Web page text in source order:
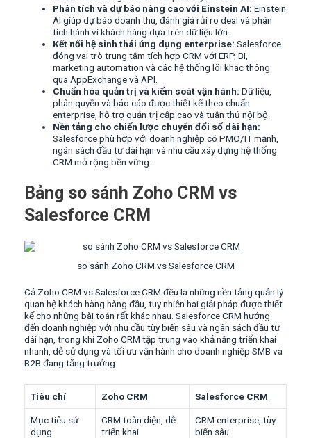
Phân tích và dự báo nâng cao với Einstein AI: Einstein
AI giúp dự báo doanh thu, đánh giá rủi ro deal và phân
tích hành vi khách hàng dựa trên dữ liệu lớn.
Kết nối hệ sinh thái ứng dụng enterprise: Salesforce
đóng vai trò trung tâm tích hợp CRM với ERP, BI,
marketing automation và các hệ thống lõi khác thông
qua AppExchange và API.
Chuẩn hóa quản trị và kiểm soát vận hành: Dữ liệu,
phân quyền và báo cáo được thiết kế theo chuẩn
enterprise, hỗ trợ quản trị cấp cao và tuân thủ nội bộ.
Nền tảng cho chiến lược chuyển đổi số dài hạn:
Salesforce phù hợp với doanh nghiệp có PMO/IT mạnh,
ngân sách đầu tư dài hạn và nhu cầu xây dựng hệ thống
CRM mở rộng bền vững.
Bảng so sánh Zoho CRM vs
Salesforce CRM
so sánh Zoho CRM vs Salesforce CRM
Cả Zoho CRM vs Salesforce CRM đều là những nền tảng quản lý
quan hệ khách hàng hàng đầu, tuy nhiên hai giải pháp được thiết
kế cho những bài toán rất khác nhau. Salesforce CRM hướng
đến doanh nghiệp với nhu cầu tùy biến sâu và ngân sách đầu tư
dài hạn, trong khi Zoho CRM tập trung vào khả năng triển khai
nhanh, dễ sử dụng và tối ưu vận hành cho doanh nghiệp SMB và
B2B đang tăng trưởng.
Tiêu chí Zoho CRM Salesforce CRM
Mục tiêu sử
dụng
CRM toàn diện, dễ
triển khai
CRM enterprise, tùy
biến sâu